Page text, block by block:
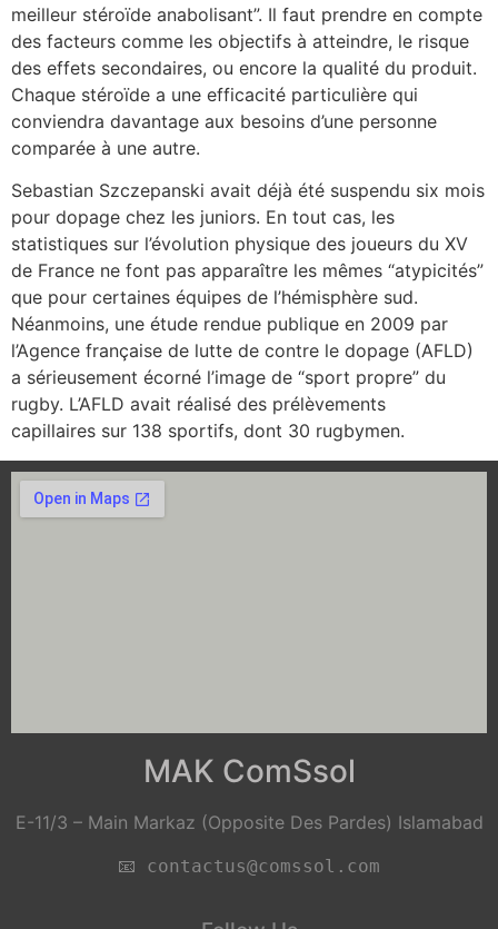
meilleur stéroïde anabolisant”. Il faut prendre en compte
des facteurs comme les objectifs à atteindre, le risque
des effets secondaires, ou encore la qualité du produit.
Chaque stéroïde a une efficacité particulière qui
conviendra davantage aux besoins d’une personne
comparée à une autre.
Sebastian Szczepanski avait déjà été suspendu six mois
pour dopage chez les juniors. En tout cas, les
statistiques sur l’évolution physique des joueurs du XV
de France ne font pas apparaître les mêmes “atypicités”
que pour certaines équipes de l’hémisphère sud.
Néanmoins, une étude rendue publique en 2009 par
l’Agence française de lutte de contre le dopage (AFLD)
a sérieusement écorné l’image de “sport propre” du
rugby. L’AFLD avait réalisé des prélèvements
capillaires sur 138 sportifs, dont 30 rugbymen.
MAK ComSsol
E-11/3 – Main Markaz (Opposite Des Pardes) Islamabad
📧 contactus@comssol.com